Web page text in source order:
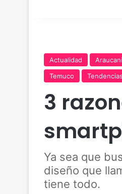
Actualidad
Temuco
Tendencias
3
Ya sea que
diseño que
tiene todo.